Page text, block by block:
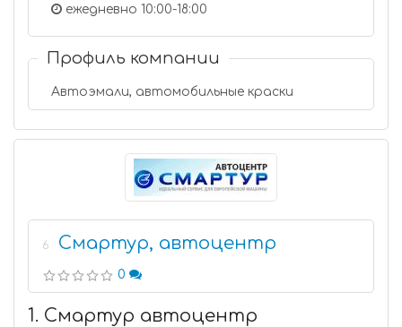
ежедневно 10:00-18:00
Профиль компании
Автоэмали, автомобильные краски
6 Смартур, автоцентр
0
1. Смартур автоцентр